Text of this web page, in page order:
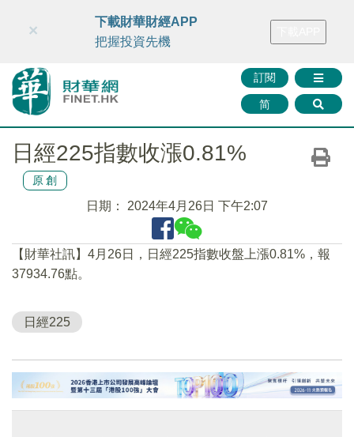
財華智庫網 FINTV FINMETA 財華證券 媒體矩陣
訂閱
简
×
下載財華財經APP
把握投資先機
日經225指數收漲0.81%
原創
日期： 2024年4月26日 下午2:07
【財華社訊】4月26日，日經225指數收盤上漲0.81%，報
37934.76點。
日經225